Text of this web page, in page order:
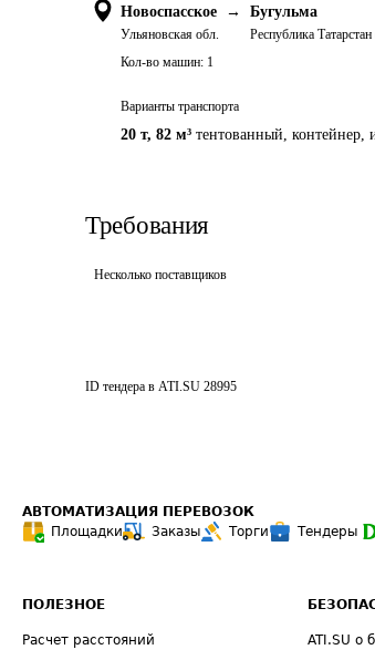
Новоспасское →
Ульяновская обл.
Бугульма
Республика
Кол-во машин: 1
Варианты транспорта
20 т, 82 м³ тентованный, контейнер,
Требования
Несколько поставщиков
ID тендера в ATI.SU 28995
АВТОМАТИЗАЦИЯ ПЕРЕВОЗОК
Площадки
Заказы Торги Тендеры
ПОЛЕЗНОЕ
Расчет расстояний ATI.SU о